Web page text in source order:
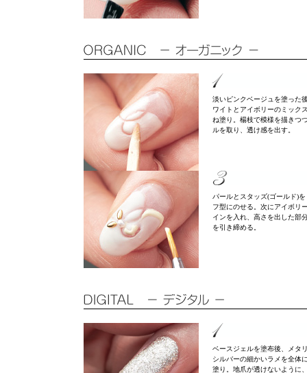
淡いピンクベージュを塗った
ワイトとアイボリーのミック
ね塗り。楊枝で模様を描きつ
ルを取り、透け感を出す。
パールとスタッズ(ゴールド)を
フ型にのせる。次にアイボリ
インを入れ、高さを出した部
を引き締める。
ベースジェルを塗布後、メタ
シルバーの細かいラメを全体
塗り。地爪が透けないように